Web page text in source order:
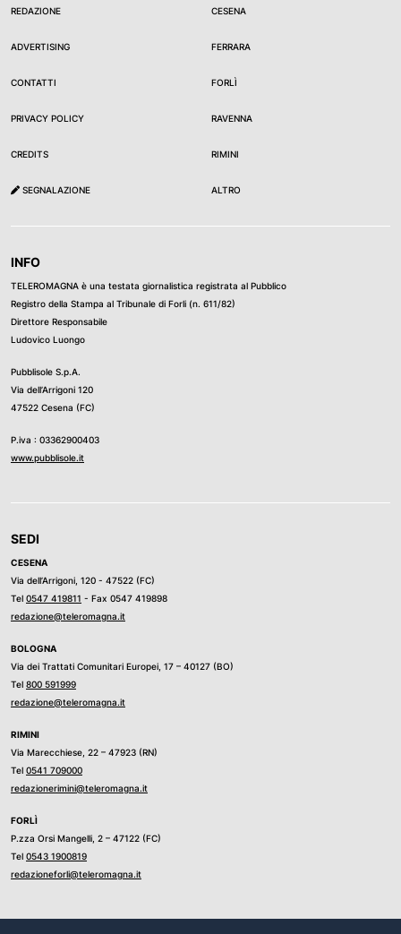
REDAZIONE
ADVERTISING
CONTATTI
PRIVACY POLICY
CREDITS
SEGNALAZIONE
CESENA
FERRARA
FORLÌ
RAVENNA
RIMINI
ALTRO
INFO
TELEROMAGNA è una testata giornalistica registrata al Pubblico
Registro della Stampa al Tribunale di Forli (n. 611/82)
Direttore Responsabile
Ludovico Luongo
Pubblisole S.p.A.
Via dell’Arrigoni 120
47522 Cesena (FC)
P.iva : 03362900403
www.pubblisole.it
SEDI
CESENA
Via dell’Arrigoni, 120 - 47522 (FC)
Tel 0547 419811 - Fax 0547 419898
redazione@teleromagna.it
BOLOGNA
Via dei Trattati Comunitari Europei, 17 – 40127 (BO)
Tel 800 591999
redazione@teleromagna.it
RIMINI
Via Marecchiese, 22 – 47923 (RN)
Tel 0541 709000
redazionerimini@teleromagna.it
FORLÌ
P.zza Orsi Mangelli, 2 – 47122 (FC)
Tel 0543 1900819
redazioneforli@teleromagna.it